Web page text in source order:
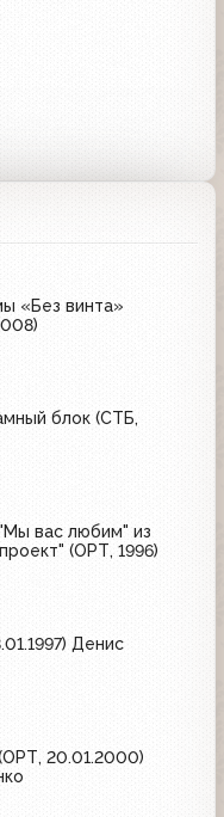
«Без винта»
блок (СТБ,
вас любим" из
(ОРТ, 1996)
Денис
20.01.2000)